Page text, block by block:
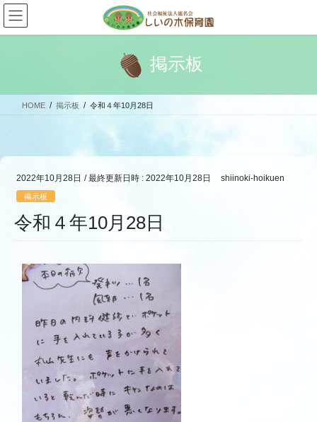
コ
ン
テ
ス
ナ
ビ
ゲ
ン
掲示板
HOME 掲示板 令和４年10月28日
2022年10月28日 / 最終更新日時 : 2022年10月28日 shiinoki-hoikuen
掲示板
令和４年10月28日